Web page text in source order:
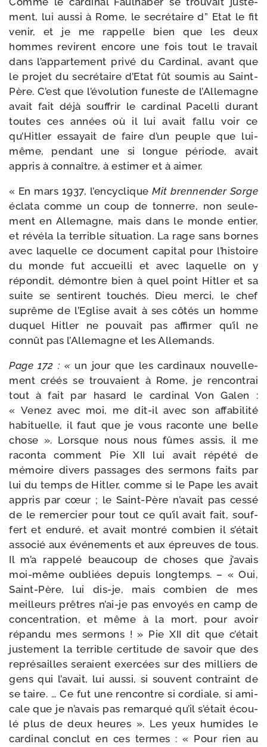
ment, lui aus­si à Rome, le secré­taire d” Etat le fit
venir, et je me rap­pelle bien que les deux
hommes revirent encore une fois tout le tra­vail
dans l’ap­par­te­ment pri­vé du Cardinal, avant que
le pro­jet du secré­taire d’Etat fût sou­mis au Saint-​
Père. C’est que l’é­vo­lu­tion funeste de l’Allemagne
avait fait déjà souf­frir le car­di­nal Pacelli durant
toutes ces années où il lui avait fal­lu voir ce
qu’Hitler essayait de faire d’un peuple que lui-​
même, pen­dant une si longue période, avait
appris à connaître, à esti­mer et à aimer.
« En mars 1937, l’en­cy­cliqueMit bren­nen­der Sorge
écla­ta comme un coup de ton­nerre, non seule­
ment en Allemagne, mais dans le monde entier,
et révé­la la ter­rible situa­tion. La rage sans bornes
avec laquelle ce docu­ment capi­tal pour l’his­toire
du monde fut accueilli et avec laquelle on y
répon­dit, démontre bien à quel point Hitler et sa
suite se sen­tirent tou­chés. Dieu mer­ci, le chef
suprême de l’Eglise avait à ses côtés un homme
duquel Hitler ne pou­vait pas affir­mer qu’il ne
connût pas l’Allemagne et les Allemands.
Page 172 : « un jour que les car­di­naux nou­vel­le­
ment créés se trou­vaient à Rome, je ren­con­trai
tout à fait par hasard le car­di­nal Von Galen :
« Venez avec moi, me dit-​il avec son affa­bi­li­té
habi­tuelle, il faut que je vous raconte une belle
chose ». Lorsque nous nous fûmes assis, il me
racon­ta com­ment Pie XII lui avait répé­té de
mémoire divers pas­sages des ser­mons faits par
lui du temps de Hitler, comme si le Pape les avait
appris par cœur ; le Saint-​Père n’a­vait pas ces­sé
de le remer­cier pour tout ce qu’il avait fait, souf­
fert et endu­ré, et avait mon­tré com­bien il s’é­tait
asso­cié aux évé­ne­ments et aux épreuves de tous.
Il m’a rap­pe­lé beau­coup de choses que j’a­vais
moi-​même oubliées depuis long­temps. – « Oui,
Saint-​Père, lui dis-​je, mais com­bien de mes
meilleurs prêtres n’ai-​je pas envoyés en camp de
concen­tra­tion, et même à la mort, pour avoir
répan­du mes ser­mons ! » Pie XII dit que c’é­tait
jus­te­ment la ter­rible cer­ti­tude de savoir que des
repré­sailles seraient exer­cées sur des mil­liers de
gens qui l’a­vait, lui aus­si, si sou­vent contraint de
se taire. … Ce fut une ren­contre si cor­diale, si ami­
cale que je n’a­vais pas remar­qué qu’il s’é­tait écou­
lé plus de deux heures ». Les yeux humides le
car­di­nal conclut en ces termes : « Pour rien au